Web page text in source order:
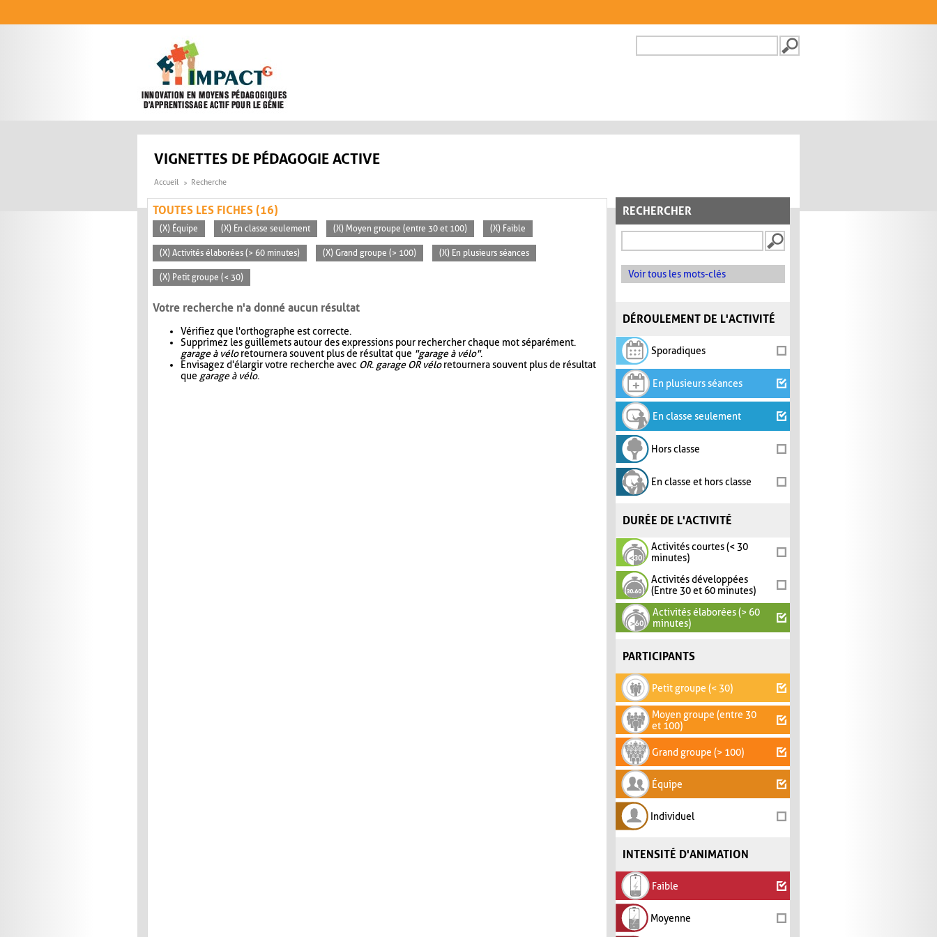
FORMULAIRE DE
VIGNETTES DE PÉDAGOGIE ACTIVE
Accueil Recherche
RECHERCHER
Voir tous les mots-clés
DÉROULEMENT DE L'ACTIVITÉ
Sporadiques
En plusieurs séances
En classe seulement
Hors classe
En classe et hors classe
DURÉE DE L'ACTIVITÉ
Activités courtes (< 30
minutes)
Activités développées
(Entre 30 et 60 minutes)
Activités élaborées (> 60
minutes)
PARTICIPANTS
Petit groupe (< 30)
Moyen groupe (entre 30
et 100)
Grand groupe (> 100)
Équipe
Individuel
INTENSITÉ D'ANIMATION
Faible
Moyenne
TOUTES LES FICHES (16)
(X) Équipe (X) En classe seulement (X) Moyen groupe (entre 30 et 100) (X) Faible
(X) Activités élaborées (> 60 minutes) (X) Grand groupe (> 100) (X) En plusieurs séances
(X) Petit groupe (< 30)
Votre recherche n'a donné aucun résultat
Vérifiez que l'orthographe est correcte.
Supprimez les guillemets autour des expressions pour rechercher chaque mot séparément.
garage à véloretournera souvent plus de résultat que "garage à vélo".
Envisagez d'élargir votre recherche avec OR. garage OR véloretournera souvent plus de résultat
que garage à vélo.